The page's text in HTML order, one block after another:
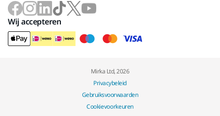
Wij accepteren
Mirka Ltd, 2026
Privacybeleid
Gebruiksvoorwaarden
Cookievoorkeuren